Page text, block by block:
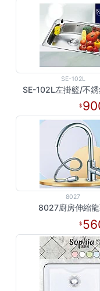
SE-102L
SE-102L左掛籃/不
8027
8027廚房伸縮